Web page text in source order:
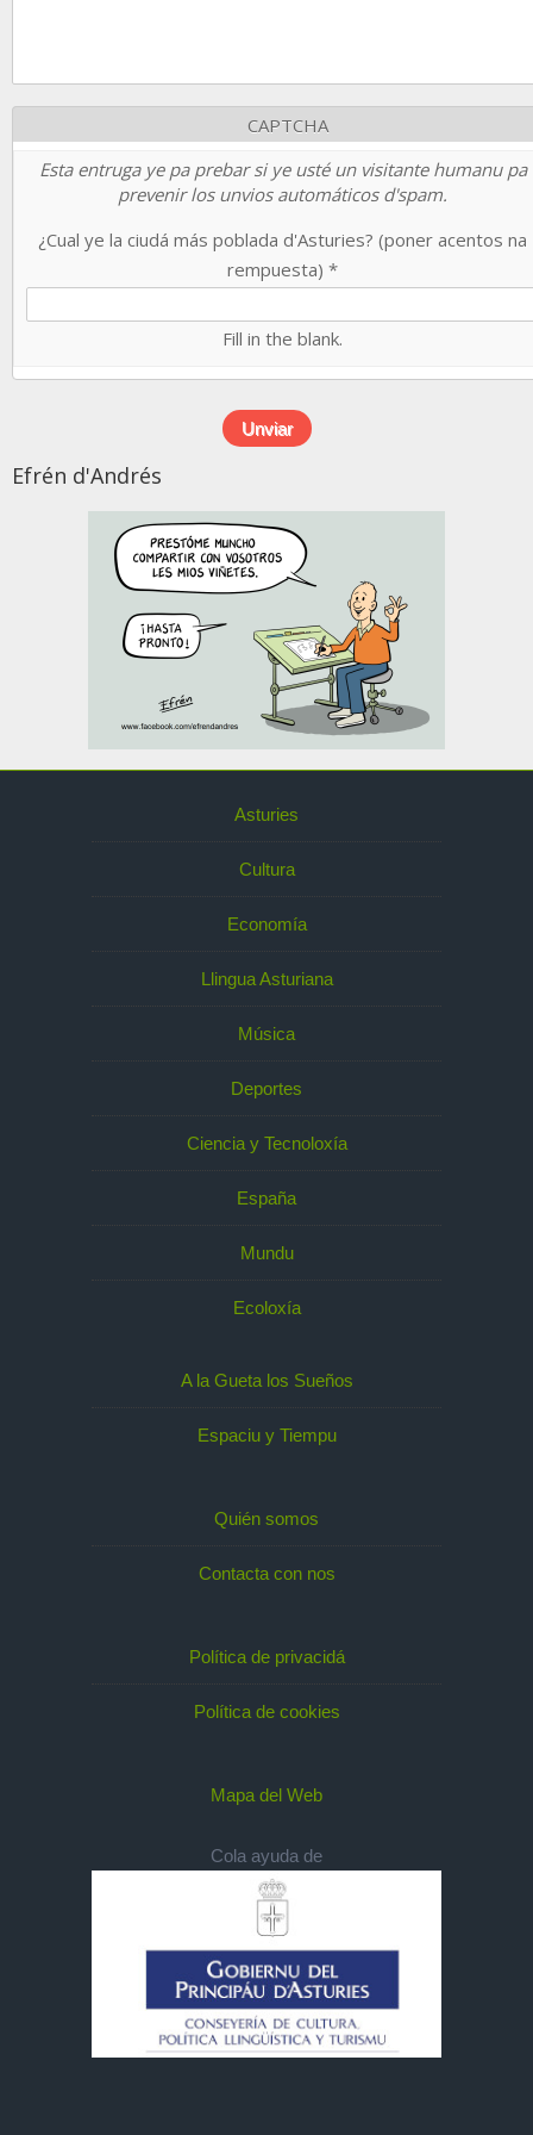
CAPTCHA
Esta entruga ye pa prebar si ye usté un visitante humanu pa
prevenir los unvios automáticos d'spam.
¿Cual ye la ciudá más poblada d'Asturies? (poner acentos na
rempuesta) *
Fill in the blank.
Efrén d'Andrés
Asturies
Cultura
Economía
Llingua Asturiana
Música
Deportes
Ciencia y Tecnoloxía
España
Mundu
Ecoloxía
A la Gueta los Sueños
Espaciu y Tiempu
Quién somos
Contacta con nos
Política de privacidá
Política de cookies
Mapa del Web
Cola ayuda de